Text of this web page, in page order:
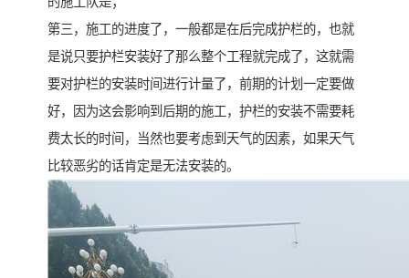
第三，施工的进度了，一般都是在后完成护栏的，也就
是说只要护栏安装好了那么整个工程就完成了，这就需
要对护栏的安装时间进行计量了，前期的计划一定要做
好，因为这会影响到后期的施工，护栏的安装不需要耗
费太长的时间，当然也要考虑到天气的因素，如果天气
比较恶劣的话肯定是无法安装的。